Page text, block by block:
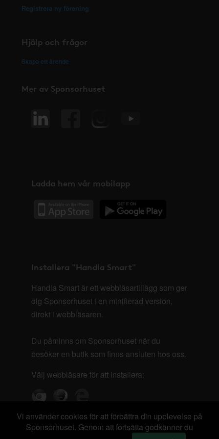
Registrera ny förening
Hjälp och frågor
Skapa ett ärende
Mer av Sponsorhuset
Ladda hem vår mobilapp
Installera "Handla Smart"
Handla Smart är ett webbläsartillägg som ger
dig Sponsorhuset i en minifierad version,
direkt i webbläsaren.
Du påminns om Sponsorhuset när du
besöker en butik som finns ansluten hos oss.
Välj webbläsare för att installera:
Vi använder cookies för att förbättra din upplevelse på
Sponsorhuset. Genom att fortsätta godkänner du